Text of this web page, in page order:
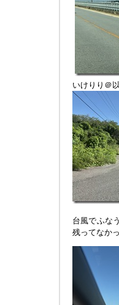
いけりり＠
台風でふな
残ってなか